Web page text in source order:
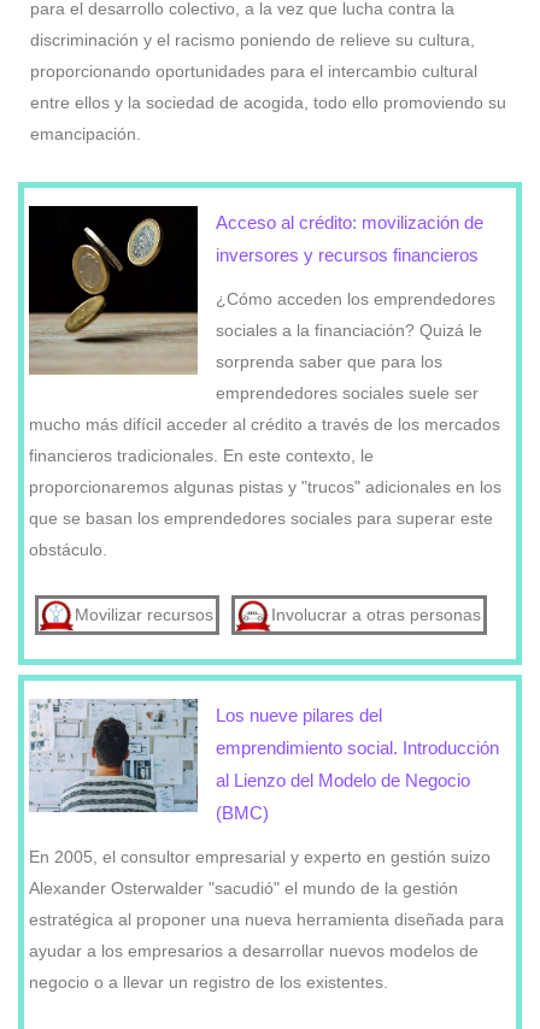
para el desarrollo colectivo, a la vez que lucha contra la
discriminación y el racismo poniendo de relieve su cultura,
proporcionando oportunidades para el intercambio cultural
entre ellos y la sociedad de acogida, todo ello promoviendo su
emancipación.
Acceso al crédito: movilización de
inversores y recursos financieros
¿Cómo acceden los emprendedores
sociales a la financiación? Quizá le
sorprenda saber que para los
emprendedores sociales suele ser
mucho más difícil acceder al crédito a través de los mercados
financieros tradicionales. En este contexto, le
proporcionaremos algunas pistas y "trucos" adicionales en los
que se basan los emprendedores sociales para superar este
obstáculo.
Movilizar recursos Involucrar a otras personas
Los nueve pilares del
emprendimiento social. Introducción
al Lienzo del Modelo de Negocio
(BMC)
En 2005, el consultor empresarial y experto en gestión suizo
Alexander Osterwalder "sacudió" el mundo de la gestión
estratégica al proponer una nueva herramienta diseñada para
ayudar a los empresarios a desarrollar nuevos modelos de
negocio o a llevar un registro de los existentes.